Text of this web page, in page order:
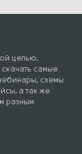
целью,
самые
схемы
а так же
разным